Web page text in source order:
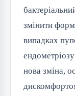
змінити
випадках
нова зміна,